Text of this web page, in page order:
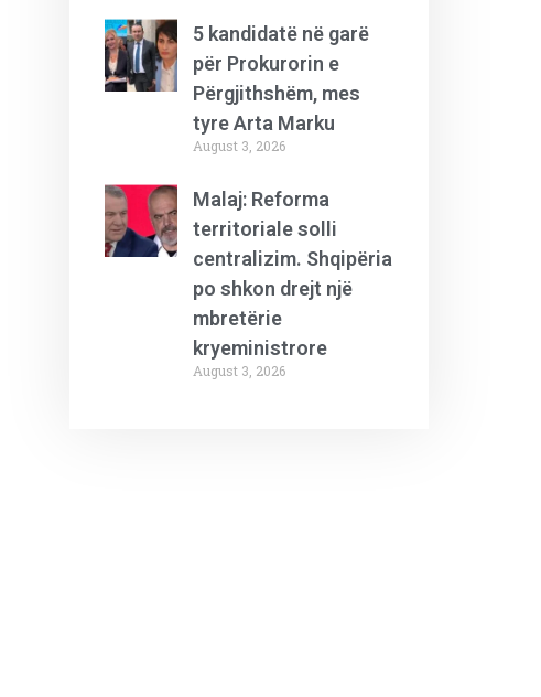
5 kandidatë në garë
për Prokurorin e
Përgjithshëm, mes
tyre Arta Marku
August 3, 2026
Malaj: Reforma
territoriale solli
centralizim. Shqipëria
po shkon drejt një
mbretërie
kryeministrore
August 3, 2026